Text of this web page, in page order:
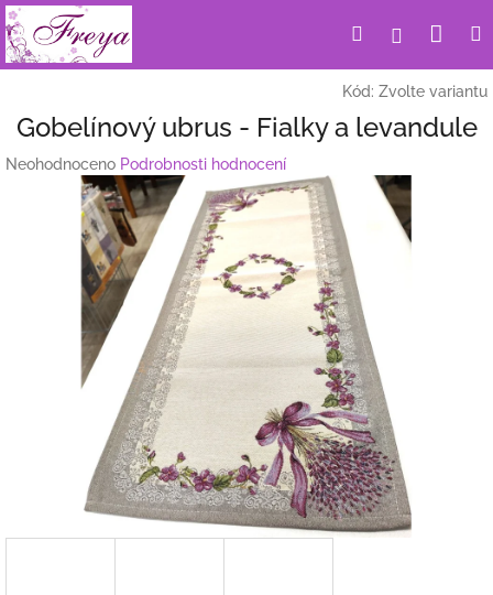
Přejít
na
obsah
HledatPřihlášení
Kód: Zvolte variantu
Gobelínový ubrus - Fialky a levandule
Průměrné
Neohodnoceno Podrobnosti hodnocení